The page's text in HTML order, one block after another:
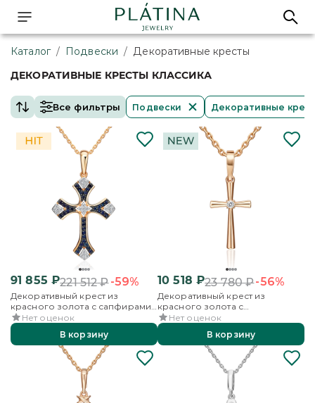
Каталог / Подвески / Декоративные кресты
ДЕКОРАТИВНЫЕ КРЕСТЫ КЛАССИКА
Все фильтры Подвески Декоративные
91 855 ₽221 512₽-59%
Декоративный крест из
красного золота с сапфирами
и бриллиантами
Нет оценок
В корзину
10 518 ₽23 780₽-56%
Декоративный крест из
красного золота с
бриллиантом
Нет оценок
В корзину